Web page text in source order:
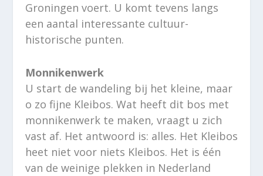
Groningen voert. U komt tevens langs
een aantal interessante cultuur-
historische punten.
Monnikenwerk
U start de wandeling bij het kleine, maar
o zo fijne Kleibos. Wat heeft dit bos met
monnikenwerk te maken, vraagt u zich
vast af. Het antwoord is: alles. Het Kleibos
heet niet voor niets Kleibos. Het is één
van de weinige plekken in Nederland